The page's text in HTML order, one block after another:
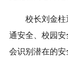
校长刘金
通安全、校园
会识别潜在的安